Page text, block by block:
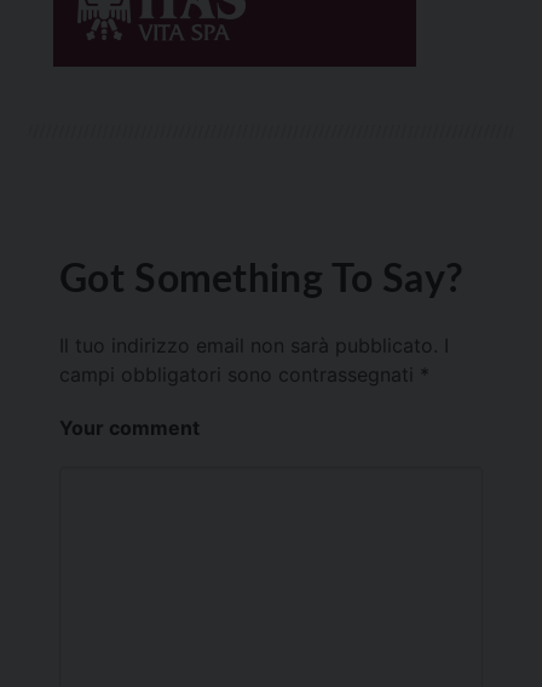
Got Something To Say?
Il tuo indirizzo email non sarà pubblicato.
campi obbligatori sono contrassegnati *
Your comment